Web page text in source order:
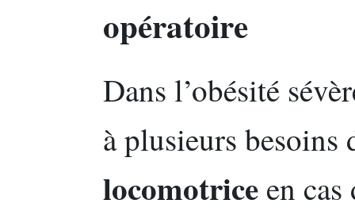
opératoire
Dans l’obésité
à plusieurs
locomotrice en